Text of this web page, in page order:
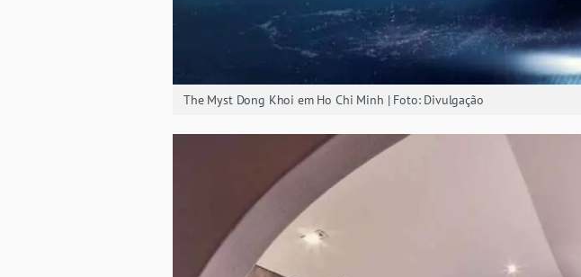
The Myst Dong Khoi em Ho Chi Minh | Foto: Divulgação